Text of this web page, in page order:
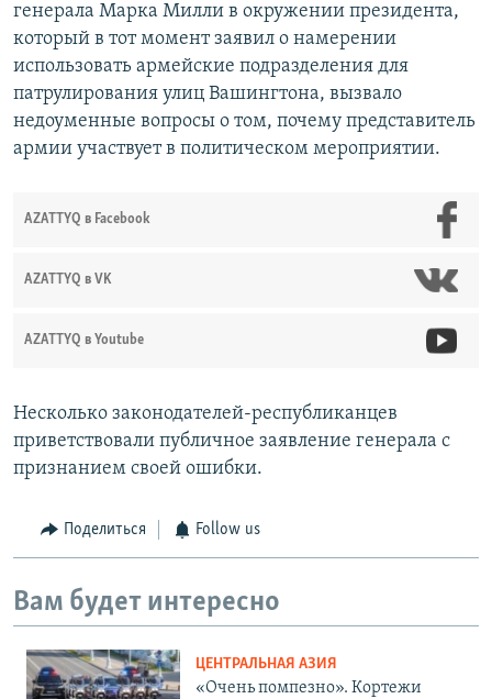
генерала Марка Милли в окружении президента,
который в тот момент заявил о намерении
использовать армейские подразделения для
патрулирования улиц Вашингтона, вызвало
недоуменные вопросы о том, почему представитель
армии участвует в политическом мероприятии.
AZATTYQ в Facebook
AZATTYQ в VK
AZATTYQ в Youtube
Несколько законодателей-республиканцев
приветствовали публичное заявление генерала с
признанием своей ошибки.
Поделиться Follow us
Вам будет интересно
ЦЕНТРАЛЬНАЯ АЗИЯ
«Очень помпезно». Кортежи